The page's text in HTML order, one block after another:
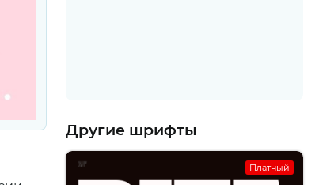
Другие шрифты
Платный